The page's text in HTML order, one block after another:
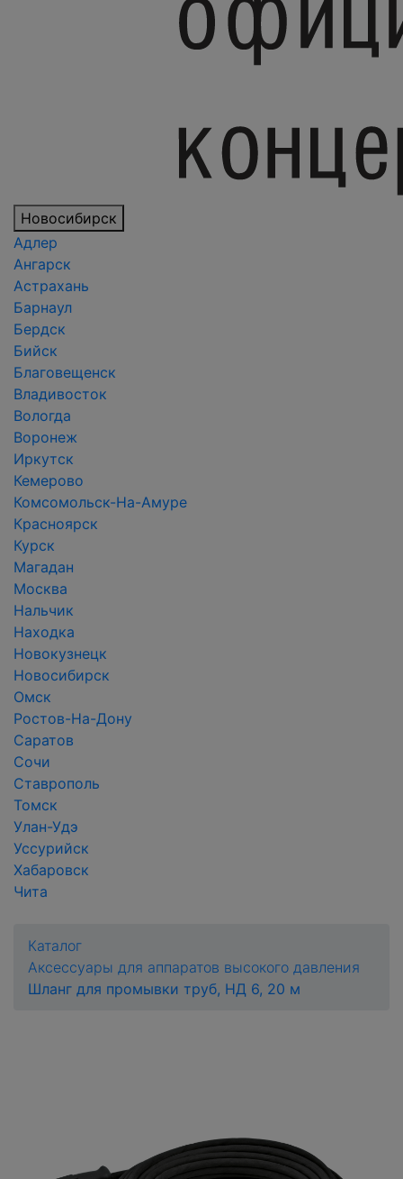
Новосибирск
Адлер
Ангарск
Астрахань
Барнаул
Бердск
Бийск
Благовещенск
Владивосток
Вологда
Воронеж
Иркутск
Кемерово
Комсомольск-На-Амуре
Красноярск
Курск
Магадан
Москва
Нальчик
Находка
Новокузнецк
Новосибирск
Омск
Ростов-На-Дону
Саратов
Сочи
Ставрополь
Томск
Улан-Удэ
Уссурийск
Хабаровск
Чита
Каталог
Аксессуары для аппаратов высокого давления
Шланг для промывки труб, НД 6, 20 м